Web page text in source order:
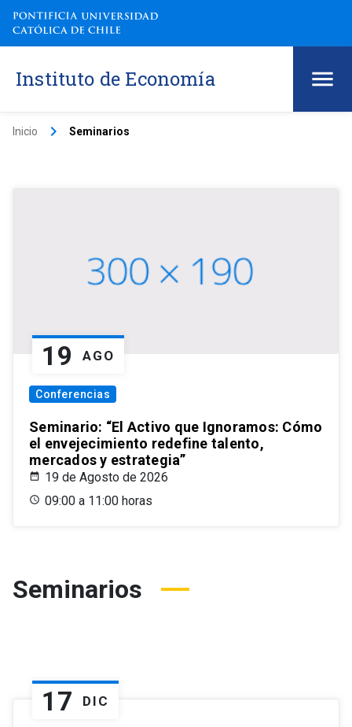
Instituto de Economía
Inicio keyboard_arrow_right Seminarios
19 AGO
Conferencias
Seminario: “El Activo que Ignoramos: Cómo
el envejecimiento redefine talento,
mercados y estrategia”
19 de Agosto de 2026
09:00 a 11:00 horas
Seminarios
17 DIC